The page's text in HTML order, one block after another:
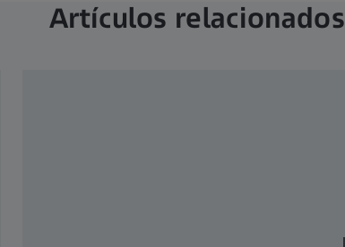
Artículos relacionados